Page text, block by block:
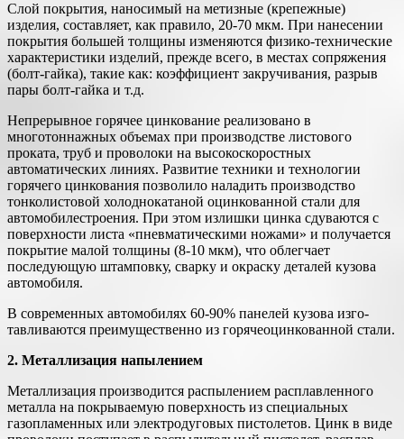
Слой покрытия, наносимый на метизные (крепежные)
изделия, составляет, как правило, 20-70 мкм. При нанесении
покрытия большей толщины изменяются физико-технические
характеристики изделий, прежде всего, в местах сопряжения
(болт-гайка), такие как: коэффициент закручивания, разрыв
пары болт-гайка и т.д.
Непрерывное горячее цинкование реализовано в
многотоннажных объемах при производстве листового
проката, труб и проволоки на высокоскоростных
автоматических ли­ниях. Развитие техники и технологии
горячего цинкования позволило наладить производство
тонколистовой холодно­катаной оцинкованной стали для
автомобилестроения. При этом излишки цинка сдуваются с
поверхности листа «пнев­матическими ножами» и получается
покрытие малой толщи­ны (8-10 мкм), что облегчает
последующую штамповку, свар­ку и окраску деталей кузова
автомобиля.
В современных автомобилях 60-90% панелей кузова изго­
тавливаются преимущественно из горячеоцинкованной стали.
2. Металлизация напылением
Металлизация производится распылением расплавлен­ного
металла на покрываемую поверхность из специальных
газопламенных или электродуговых пистолетов. Цинк в виде